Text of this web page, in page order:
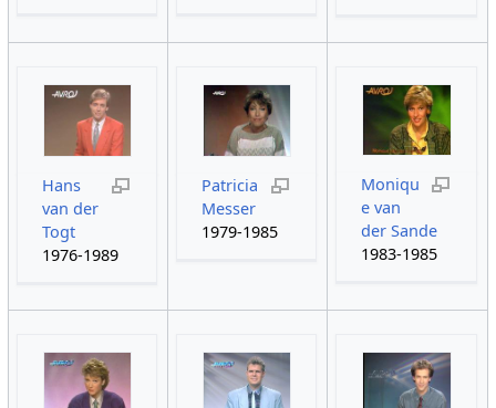
Hans
van der
Togt
1976-1989
Patricia
Messer
1979-1985
Moniqu
e van
der Sande
1983-1985